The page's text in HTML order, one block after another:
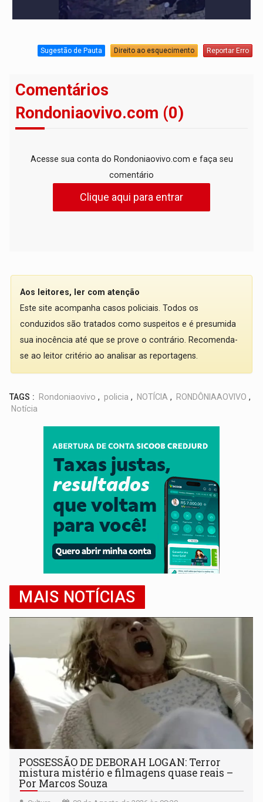
Sugestão de Pauta Direito ao esquecimento Reportar Erro
Comentários
Rondoniaovivo.com (0)
Acesse sua conta do Rondoniaovivo.com e faça seu
comentário
Clique aqui para entrar
Aos leitores, ler com atenção
Este site acompanha casos policiais. Todos os
conduzidos são tratados como suspeitos e é presumida
sua inocência até que se prove o contrário. Recomenda-
se ao leitor critério ao analisar as reportagens.
TAGS : Rondoniaovivo , policia , NOTÍCIA , RONDÔNIAAOVIVO ,
Notícia
MAIS NOTÍCIAS
POSSESSÃO DE DEBORAH LOGAN: Terror
mistura mistério e filmagens quase reais –
Por Marcos Souza